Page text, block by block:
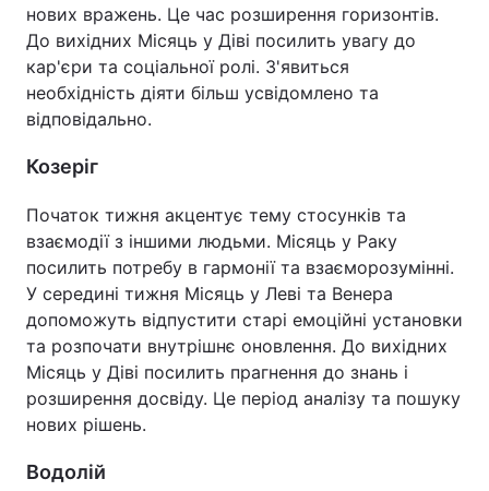
нових вражень. Це час розширення горизонтів.
До вихідних Місяць у Діві посилить увагу до
кар'єри та соціальної ролі. З'явиться
необхідність діяти більш усвідомлено та
відповідально.
Козеріг
Початок тижня акцентує тему стосунків та
взаємодії з іншими людьми. Місяць у Раку
посилить потребу в гармонії та взаєморозумінні.
У середині тижня Місяць у Леві та Венера
допоможуть відпустити старі емоційні установки
та розпочати внутрішнє оновлення. До вихідних
Місяць у Діві посилить прагнення до знань і
розширення досвіду. Це період аналізу та пошуку
нових рішень.
Водолій